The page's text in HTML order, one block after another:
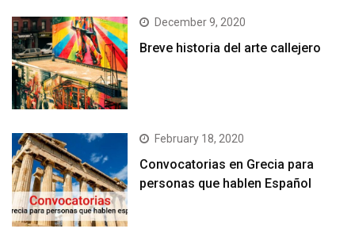
December 9, 2020
Breve historia del arte callejero
February 18, 2020
Convocatorias en Grecia para
personas que hablen Español